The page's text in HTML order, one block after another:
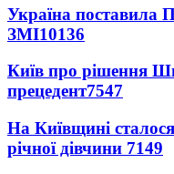
Україна поставила
ЗМІ10136
Київ про рішення
прецедент7547
На Київщині
річної дівчини 7149